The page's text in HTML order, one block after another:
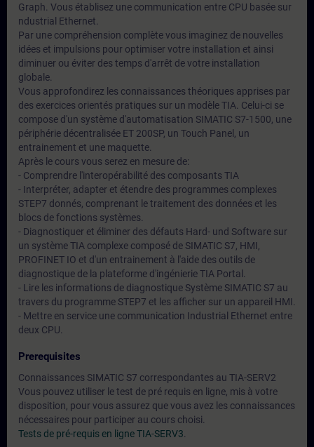
Graph. Vous établisez une communication entre CPU basée sur
ndustrial Ethernet.
Par une compréhension complète vous imaginez de nouvelles
idées et impulsions pour optimiser votre installation et ainsi
diminuer ou éviter des temps d'arrêt de votre installation
globale.
Vous approfondirez les connaissances théoriques apprises par
des exercices orientés pratiques sur un modèle TIA. Celui-ci se
compose d'un système d'automatisation SIMATIC S7-1500, une
périphérie décentralisée ET 200SP, un Touch Panel, un
entrainement et une maquette.
Après le cours vous serez en mesure de:
- Comprendre l'interopérabilité des composants TIA
- Interpréter, adapter et étendre des programmes complexes
STEP7 donnés, comprenant le traitement des données et les
blocs de fonctions systèmes.
- Diagnostiquer et éliminer des défauts Hard- und Software sur
un système TIA complexe composé de SIMATIC S7, HMI,
PROFINET IO et d'un entrainement à l'aide des outils de
diagnostique de la plateforme d'ingénierie TIA Portal.
- Lire les informations de diagnostique Système SIMATIC S7 au
travers du programme STEP7 et les afficher sur un appareil HMI.
- Mettre en service une communication Industrial Ethernet entre
deux CPU.
Prerequisites
Connaissances SIMATIC S7 correspondantes au TIA-SERV2
Vous pouvez utiliser le test de pré requis en ligne, mis à votre
disposition, pour vous assurez que vous avez les connaissances
nécessaires pour participer au cours choisi.
Tests de pré-requis en ligne TIA-SERV3